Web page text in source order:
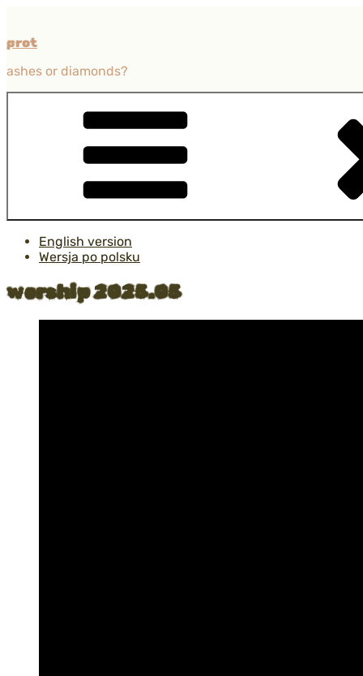
treści
prot
ashes or diamonds?
English version
Wersja po polsku
worship 2025.05